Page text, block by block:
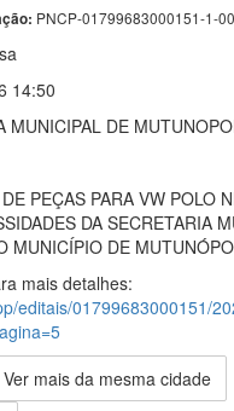
PNCP-01799683000151-1-
14:50
MUNICIPAL DE
PEÇAS PARA VW POLO
DA SECRETARIA
MUNICÍPIO DE
mais detalhes:
editais/01799683000151/
Ver mais da mesma cidade